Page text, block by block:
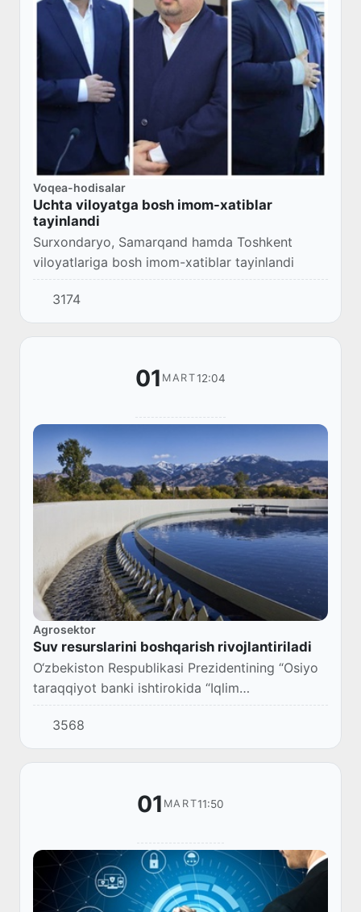
Voqea-hodisalar
Uchta viloyatga bosh imom-xatiblar
tayinlandi
Surxondaryo, Samarqand hamda Toshkent
viloyatlariga bosh imom-xatiblar tayinlandi
3174
01 MART12:04
Agrosektor
Suv resurslarini boshqarish rivojlantiriladi
O‘zbekiston Respublikasi Prezidentining “Osiyo
taraqqiyot banki ishtirokida “Iqlim
texnologiyalari orqali suv resurslarini
boshqarishni rivojlantirish” loyihasini amalga
oshirish c...
3568
01 MART11:50